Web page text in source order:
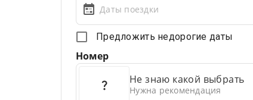
Даты поездки
Предложить недорогие даты
Номер
Не знаю какой выбрать
Нужна рекомендация